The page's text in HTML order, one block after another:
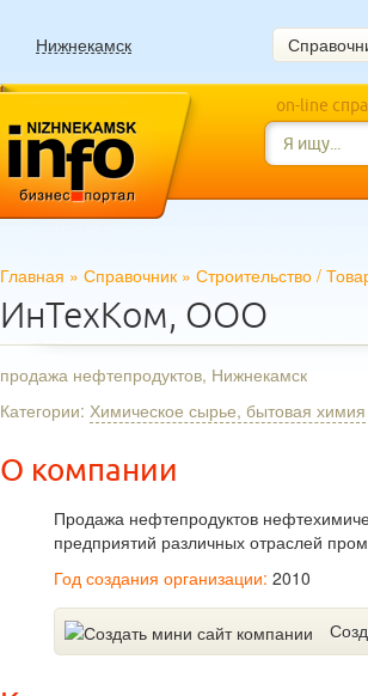
Нижнекамск
on-line
Главная » Справочник » Строительство /
ИнТехКом, ООО
продажа нефтепродуктов, Нижнекамск
Категории: Химическое сырье, бытовая химия
О компании
Продажа нефтепродуктов
предприятий различных отраслей
Год создания организации: 2010